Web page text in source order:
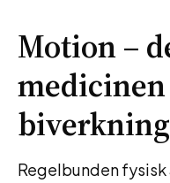
Motion –
Regelbunden